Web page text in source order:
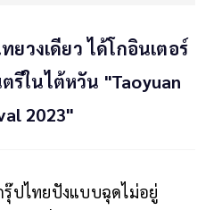
ยวงเดียว ได้โกอินเตอร์
รีในไต้หวัน "Taoyuan
2023"
รุ๊ปไทยปังแบบฉุดไม่อยู่